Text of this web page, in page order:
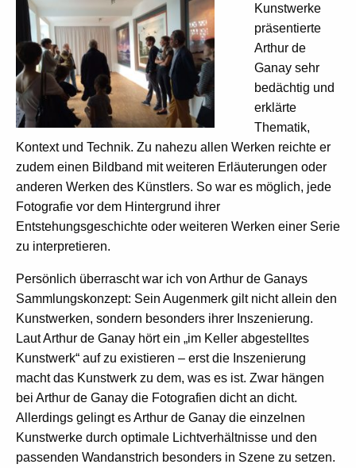
Kunstwerke
präsentierte
Arthur de
Ganay sehr
bedächtig und
erklärte
Thematik,
Kontext und Technik. Zu nahezu allen Werken reichte er
zudem einen Bildband mit weiteren Erläuterungen oder
anderen Werken des Künstlers. So war es möglich, jede
Fotografie vor dem Hintergrund ihrer
Entstehungsgeschichte oder weiteren Werken einer Serie
zu interpretieren.
Persönlich überrascht war ich von Arthur de Ganays
Sammlungskonzept: Sein Augenmerk gilt nicht allein den
Kunstwerken, sondern besonders ihrer Inszenierung.
Laut Arthur de Ganay hört ein „im Keller abgestelltes
Kunstwerk“ auf zu existieren – erst die Inszenierung
macht das Kunstwerk zu dem, was es ist. Zwar hängen
bei Arthur de Ganay die Fotografien dicht an dicht.
Allerdings gelingt es Arthur de Ganay die einzelnen
Kunstwerke durch optimale Lichtverhältnisse und den
passenden Wandanstrich besonders in Szene zu setzen.